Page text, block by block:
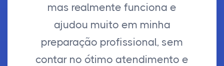
mas realmente funciona e
ajudou muito em minha
preparação profissional, sem
contar no ótimo atendimento e